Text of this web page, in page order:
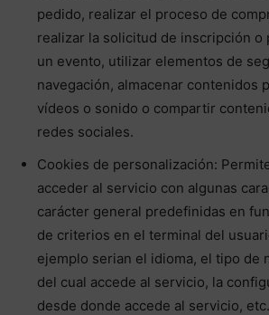
pedido, realizar el proceso de
realizar la solicitud de inscripción o
un evento, utilizar elementos de
navegación, almacenar contenidos
vídeos o sonido o compartir
redes sociales.
Cookies de personalización:
acceder al servicio con algunas
carácter general predefinidas en
de criterios en el terminal del
ejemplo serian el idioma, el tipo de
del cual accede al servicio, la
desde donde accede al servicio, etc.